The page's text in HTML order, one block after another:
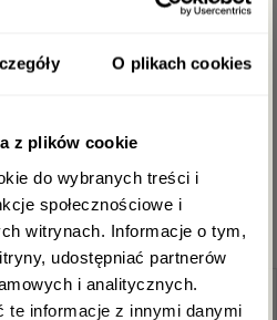
O plikach cookies
z plików cookie
do wybranych treści i
społecznościowe i
witrynach. Informacje o tym,
udostępniać partnerów
i analitycznych.
te informacje z innymi danymi
-5%
i zgarnij